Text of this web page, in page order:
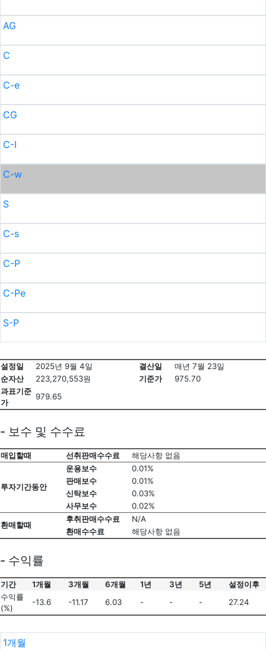
AG
C
C-e
CG
C-I
C-w
S
C-s
C-P
C-Pe
S-P
설정일 2025년 9월 4일 결산일
매년 7월 23일
순자산
223,270,553원 기준가
975.70
과표기준
가
979.65
- 보수 및 수수료
매입할때 선취판매수수료 해당사항 없음
투자기간동안
운용보수
0.01%
판매보수
0.01%
신탁보수
0.03%
사무보수
0.02%
환매할때
후취판매수수료
N/A
환매수수료
해당사항 없음
- 수익률
기간 1개월 3개월 6개월 1년 3년 5년
설정이후
수익률
(%)
-13.6 -11.17 6.03 - - - 27.24
1개월